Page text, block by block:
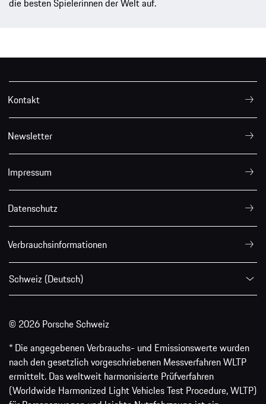
die besten Spielerinnen der Welt auf.
Kontakt
Newsletter
Impressum
Datenschutz
Verbrauchsinformationen
Schweiz (Deutsch)
© 2026 Porsche Schweiz
* Die angegebenen Verbrauchs- und Emissionswerte wurden
nach den gesetzlich vorgeschriebenen Messverfahren WLTP
ermittelt. Das weltweit harmonisierte Prüfverfahren
(Worldwide Harmonized Light Vehicles Test Procedure, WLTP)